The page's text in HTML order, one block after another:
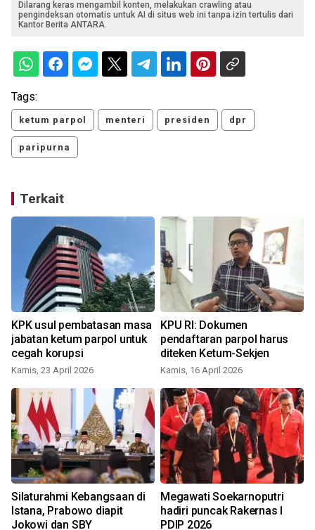
Dilarang keras mengambil konten, melakukan crawling atau
pengindeksan otomatis untuk AI di situs web ini tanpa izin tertulis dari
Kantor Berita ANTARA.
Tags:
ketum parpol menteri presiden dpr
paripurna
Terkait
KPK usul pembatasan masa
jabatan ketum parpol untuk
cegah korupsi
Kamis, 23 April 2026
KPU RI: Dokumen
pendaftaran parpol harus
diteken Ketum-Sekjen
Kamis, 16 April 2026
Silaturahmi Kebangsaan di
Istana, Prabowo diapit
Jokowi dan SBY
Megawati Soekarnoputri
hadiri puncak Rakernas I
PDIP 2026